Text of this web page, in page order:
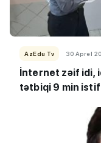
AzEdu Tv 30 Aprel
İnternet zəif idi,
tətbiqi 9 min